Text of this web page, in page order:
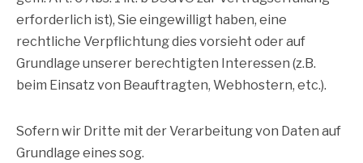
erforderlich ist), Sie eingewilligt haben, eine
rechtliche Verpflichtung dies vorsieht oder auf
Grundlage unserer berechtigten Interessen (z.B.
beim Einsatz von Beauftragten, Webhostern, etc.).
Sofern wir Dritte mit der Verarbeitung von Daten auf
Grundlage eines sog.